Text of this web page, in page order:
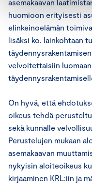
asemakaavan
huomioon erityisesti
elinkeinoelämän
lisäksi ko. lainkohtaan
velvoitettaisiin
On hyvä, että
oikeus tehdä
sekä kunnalle
Perustelujen mukaan
asemakaavan
nykyisin aloiteoikeus
kirjaaminen KRL:iin ja